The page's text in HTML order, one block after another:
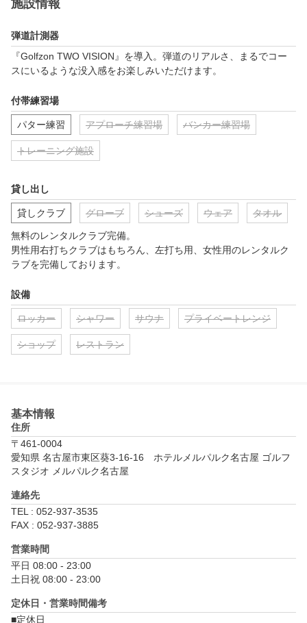
施設情報
弾道計測器
『Golfzon TWO VISION』を導入。弾道のリアルさ、まるでコー
スにいるような没入感をお楽しみいただけます。
付帯練習場
パター練習 アプローチ練習場 バンカー練習場
トレーニング施設
貸し出し
貸しクラブ グローブ シューズ ウェア タオル
無料のレンタルクラブ完備。
男性用右打ちクラブはもちろん、左打ち用、女性用のレンタルク
ラブを完備しております。
設備
ロッカー シャワー サウナ プライベートレンジ
ショップ レストラン
基本情報
住所
〒461-0004
愛知県 名古屋市東区葵3-16-16　ホテルメルパルク名古屋 ゴルフ
スタジオ メルパルク名古屋
連絡先
TEL : 052-937-3535
FAX : 052-937-3885
営業時間
平日 08:00 - 23:00
土日祝 08:00 - 23:00
定休日・営業時間備考
■定休日